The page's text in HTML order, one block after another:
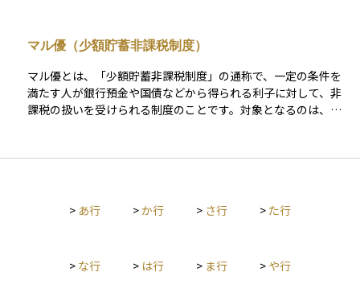
め、通常は確定申告の必要がなく、利息は「手取り」で口座に
入金されます。 一方、海外の銀行預金や外国債券の利息など
は、国内で源泉徴収されない場合が多く、原則として「申告分
離課税」により確定申告が必要となります。また、外国で課税
された場合には、外国税額控除などを通じて二重課税の調整が
（少額貯蓄非課税制度）：障害者や高齢者等に限定されます
が、預貯金の利子を元本350万円まで非課税にできる制度もあ
一方で損益通算や損失繰越ができない、インフレに弱いといっ
マル優（少額貯蓄非課税制度）
マル優とは、「少額貯蓄非課税制度」の通称で、一定の条件を
満たす人が銀行預金や国債などから得られる利子に対して、非
課税の扱いを受けられる制度のことです。対象となるのは、障
は20％程度の税金がかかりますが、マル優を適用するとその税
ですが、制度の利用には条件や限度額があるため、事前の確認
> あ行 >か行 > さ行 > た行
> な行 > は行 > ま行 > や行